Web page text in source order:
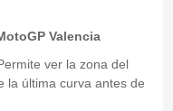
Valencia
ver la zona del
la última curva antes de